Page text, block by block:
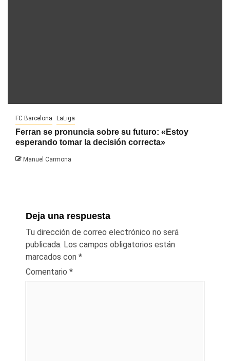
FC Barcelona LaLiga
Ferran se pronuncia sobre su futuro: «Estoy
esperando tomar la decisión correcta»
Manuel Carmona
Deja una respuesta
Tu dirección de correo electrónico no será
publicada. Los campos obligatorios están
marcados con *
Comentario *